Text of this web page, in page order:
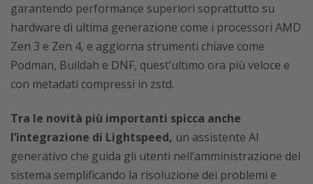
garantendo performance superiori soprattutto su
hardware di ultima generazione come i processori AMD
Zen 3 e Zen 4, e aggiorna strumenti chiave come
Podman, Buildah e DNF, quest’ultimo ora più veloce e
con metadati compressi in zstd.
Tra le novità più importanti spicca anche
l’integrazione di Lightspeed, un assistente AI
generativo che guida gli utenti nell’amministrazione del
sistema semplificando la risoluzione dei problemi e